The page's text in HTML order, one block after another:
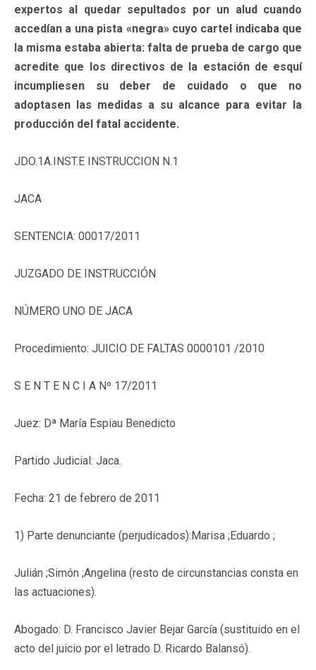
expertos al quedar sepultados por un alud cuando
accedían a una pista «negra» cuyo cartel indicaba que
la misma estaba abierta: falta de prueba de cargo que
acredite que los directivos de la estación de esquí
incumpliesen su deber de cuidado o que no
adoptasen las medidas a su alcance para evitar la
producción del fatal accidente.
JDO.1A.INST.E INSTRUCCION N.1
JACA
SENTENCIA: 00017/2011
JUZGADO DE INSTRUCCIÓN
NÚMERO UNO DE JACA
Procedimiento: JUICIO DE FALTAS 0000101 /2010
S E N T E N C I A Nº 17/2011
Juez: Dª María Espiau Benedicto
Partido Judicial: Jaca.
Fecha: 21 de febrero de 2011
1) Parte denunciante (perjudicados):Marisa ;Eduardo ;
Julián ;Simón ;Angelina (resto de circunstancias consta en
las actuaciones).
Abogado: D. Francisco Javier Bejar García (sustituido en el
acto del juicio por el letrado D. Ricardo Balansó).